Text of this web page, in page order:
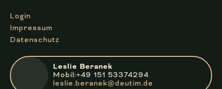
Login
Impressum
Datenschutz
Leslie Beranek
Mobil:+49 151 53374294
leslie.beranek@deutim.de